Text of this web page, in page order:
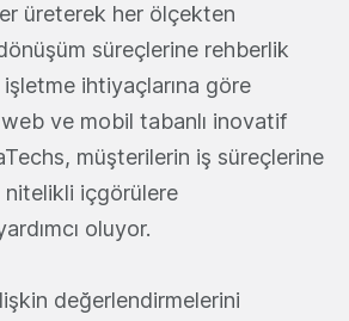
üreterek her ölçekten
süreçlerine rehberlik
ihtiyaçlarına göre
ve mobil tabanlı inovatif
müşterilerin iş süreçlerine
içgörülere
oluyor.
değerlendirmelerini